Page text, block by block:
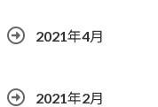
2021年4月
2021年2月